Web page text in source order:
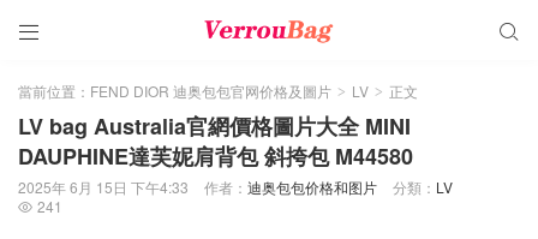
 
當前位置： FEND DIOR 迪奥包包官网价格及圖片 > LV > 正文
LV bag Australia官網價格圖片大全 MINI
DAUPHINE達芙妮肩背包 斜挎包 M44580
2025年 6月 15日 下午4:33 作者： 迪奥包包价格和图片 分類： LV
 241